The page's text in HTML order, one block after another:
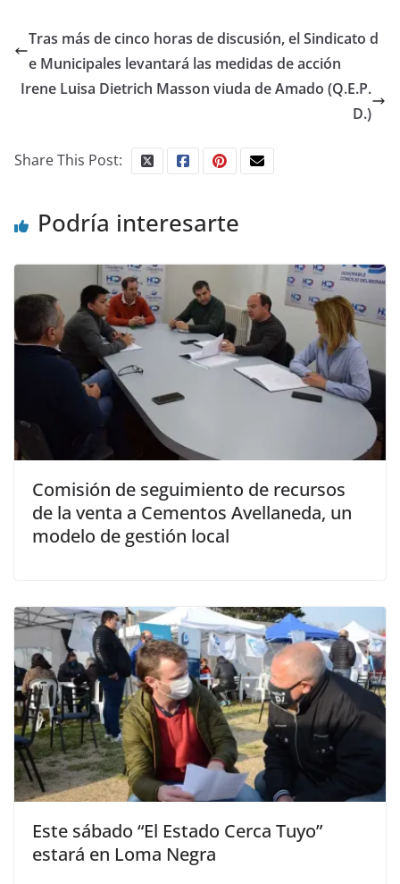
Tras más de cinco horas de discusión, el Sindicato d
e Municipales levantará las medidas de acción
Irene Luisa Dietrich Masson viuda de Amado (Q.E.P.
D.)
Share This Post:
Podría interesarte
Comisión de seguimiento de recursos
de la venta a Cementos Avellaneda, un
modelo de gestión local
Este sábado “El Estado Cerca Tuyo”
estará en Loma Negra